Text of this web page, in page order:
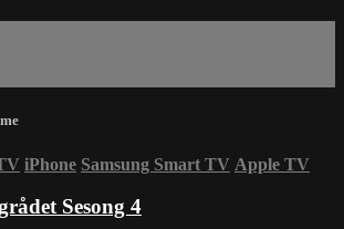
iPhone Samsung Smart TV Apple TV
Sesong 4